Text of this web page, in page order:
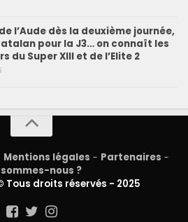
l’Aude dès la deuxième journée,
pour la J3… on connaît les
du Super XIII et de l’Elite 2
Mentions légales - Partenaires -
sommes-nous ?
Tous droits réservés - 2025